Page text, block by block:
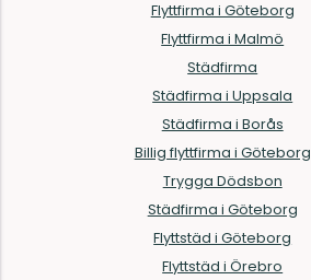
Flyttfirma i Göteborg
Flyttfirma i Malmö
Städfirma
Städfirma i Uppsala
Städfirma i Borås
Billig flyttfirma i Göteborg
Trygga Dödsbon
Städfirma i Göteborg
Flyttstäd i Göteborg
Flyttstäd i Örebro